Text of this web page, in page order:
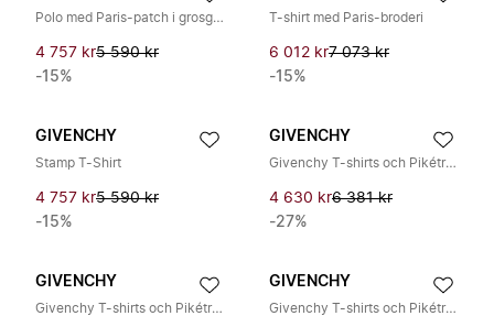
Polo med Paris-patch i grosgrain
4 757 kr5 590 kr
-15%
T-shirt med Paris-broderi
6 012 kr7 073 kr
-15%
GIVENCHY
Stamp T-Shirt
4 757 kr5 590 kr
-15%
GIVENCHY
Givenchy T-shirts och Pikétröjor
4 630 kr6 381 kr
-27%
GIVENCHY
Givenchy T-shirts och Pikétröjor
GIVENCHY
Givenchy T-shirts och Pikétröjor